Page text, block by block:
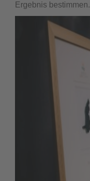
Ergebnis bestimmen.